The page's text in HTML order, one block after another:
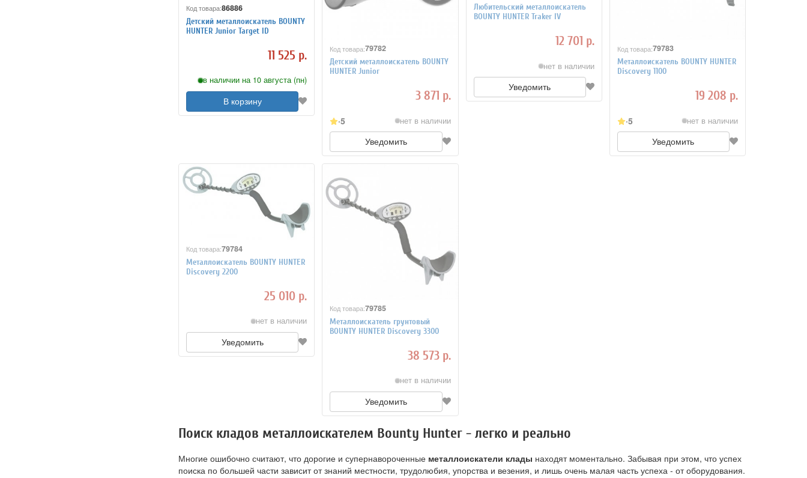
Код товара:86886
Детский металлоискатель BOUNTY
HUNTER Junior Target ID
11 525 р.
в наличии на 10 августа (пн)
В корзину
Код товара:79782
Детский металлоискатель BOUNTY
HUNTER Junior
3 871 р.
5 нет в наличии
Уведомить
Любительский металлоискатель
BOUNTY HUNTER Traker IV
12 701 р.
нет в наличии
Уведомить
Код товара:79783
Металлоискатель BOUNTY HUNTER
Discovery 1100
19 208 р.
5 нет в наличии
Уведомить
Код товара:79784
Металлоискатель BOUNTY HUNTER
Discovery 2200
25 010 р.
нет в наличии
Уведомить
Код товара:79785
Металлоискатель грунтовый
BOUNTY HUNTER Discovery 3300
38 573 р.
нет в наличии
Уведомить
Поиск кладов металлоискателем Bounty Hunter - легко и реально
Многие ошибочно считают, что дорогие и супернавороченные металлоискатели клады находят моментально. Забывая при этом, что успех
поиска по большей части зависит от знаний местности, трудолюбия, упорства и везения, и лишь очень малая часть успеха - от оборудования.